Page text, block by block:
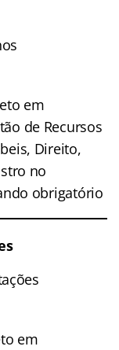
em
de Recursos
Direito,
no
obrigatório
em